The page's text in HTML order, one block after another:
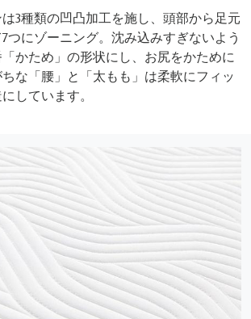
3種類の凹凸加工を施し、頭部から足元
つにゾーニング。沈み込みすぎないよう
かため」の形状にし、お尻をかために
な「腰」と「太もも」は柔軟にフィッ
しています。